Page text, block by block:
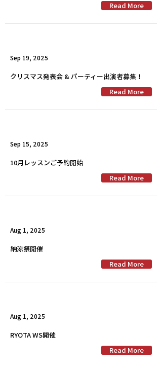
Read More
Sep 19, 2025
クリスマス発表会 & パーティー出演者募集！
Read More
Sep 15, 2025
10月レッスンご予約開始
Read More
Aug 1, 2025
納涼祭開催
Read More
Aug 1, 2025
RYOTA WS開催
Read More